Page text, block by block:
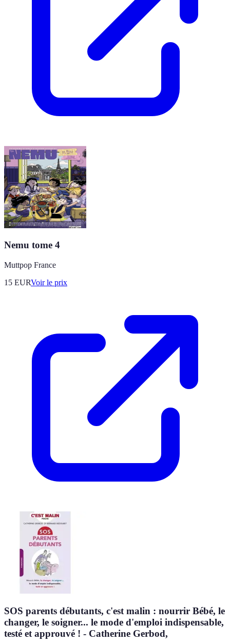
Nemu tome 4
Muttpop France
15 EURVoir le prix
SOS parents débutants, c'est malin : nourrir Bébé, le
changer, le soigner... le mode d'emploi indispensable,
testé et approuvé ! - Catherine Gerbod,